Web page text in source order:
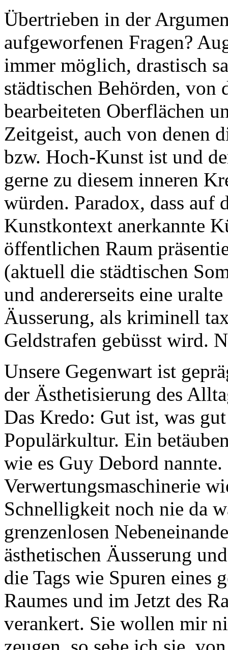
Übertrieben in der
aufgeworfenen Fragen?
immer möglich, drastisch
städtischen Behörden, von
bearbeiteten Oberflächen
Zeitgeist, auch von denen
bzw. Hoch-Kunst ist und
gerne zu diesem inneren
würden. Paradox, dass auf
Kunstkontext anerkannte
öffentlichen Raum
(aktuell die städtischen
und andererseits eine
Äusserung, als kriminell
Geldstrafen gebüsst wird.
Unsere Gegenwart ist
der Ästhetisierung des
Das Kredo: Gut ist, was
Populärkultur. Ein
wie es Guy Debord
Verwertungsmaschinerie
Schnelligkeit noch nie da
grenzenlosen
ästhetischen Äusserung
die Tags wie Spuren eines
Raumes und im Jetzt des
verankert. Sie wollen mir